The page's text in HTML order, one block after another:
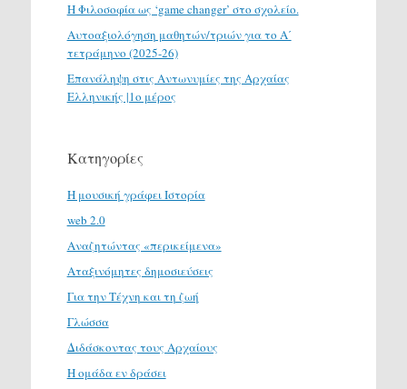
H Φιλοσοφία ως ‘game changer’ στο σχολείο.
Αυτοαξιολόγηση μαθητών/τριών για το Α΄
τετράμηνο (2025-26)
Επανάληψη στις Αντωνυμίες της Αρχαίας
Ελληνικής |1ο μέρος
Κατηγορίες
H μουσική γράφει Ιστορία
web 2.0
Αναζητώντας «περικείμενα»
Αταξινόμητες δημοσιεύσεις
Για την Τέχνη και τη ζωή
Γλώσσα
Διδάσκοντας τους Αρχαίους
Η ομάδα εν δράσει